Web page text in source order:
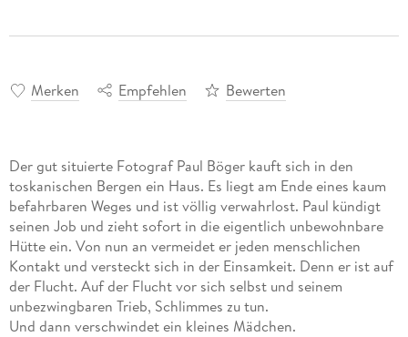
Merken Empfehlen Bewerten
Der gut situierte Fotograf Paul Böger kauft sich in den
toskanischen Bergen ein Haus. Es liegt am Ende eines kaum
befahrbaren Weges und ist völlig verwahrlost. Paul kündigt
seinen Job und zieht sofort in die eigentlich unbewohnbare
Hütte ein. Von nun an vermeidet er jeden menschlichen
Kontakt und versteckt sich in der Einsamkeit. Denn er ist auf
der Flucht. Auf der Flucht vor sich selbst und seinem
unbezwingbaren Trieb, Schlimmes zu tun.
Und dann verschwindet ein kleines Mädchen.